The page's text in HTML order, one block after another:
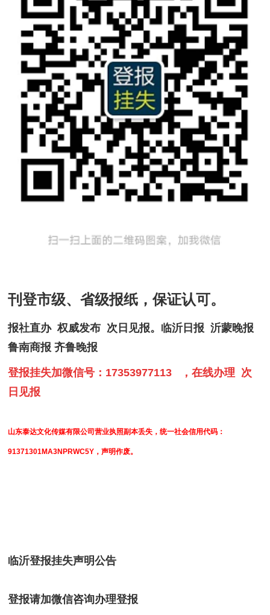
刊登市级、省级报纸，保证认可。
报社直办 权威发布 次日见报。临沂日报 沂蒙晚报
鲁南商报 齐鲁晚报
登报挂失加微信号：17353977113 ，在线办理 次
日见报
山东泰达文化传媒有限公司营业执照副本丢失，统一社会信用代码：
91371301MA3NPRWC5Y，声明作废。
临沂登报挂失声明公告
登报请加微信咨询办理登报